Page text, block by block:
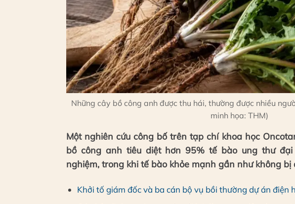
Những cây bồ công anh được thu hái, thường được nhiều
minh họa: THM)
Một nghiên cứu công bố trên tạp chí khoa học
bồ công anh tiêu diệt hơn 95% tế bào ung thư
nghiệm, trong khi tế bào khỏe mạnh gần như không bị
Khởi tố giám đốc và ba cán bộ vụ bồi thường dự án điện